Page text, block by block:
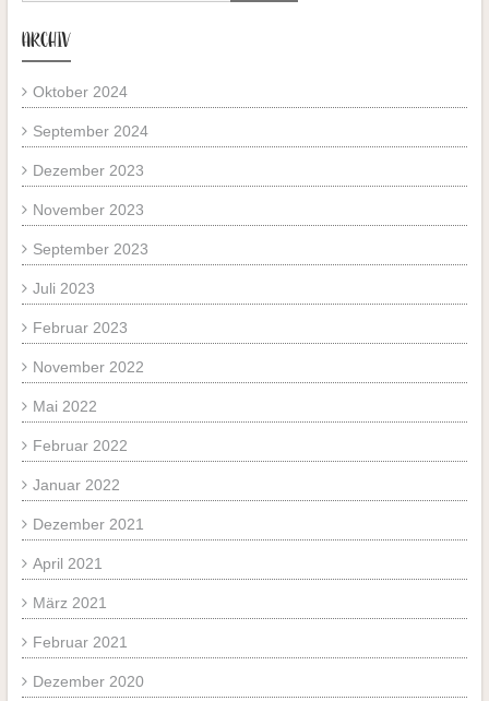
ARCHIV
Oktober 2024
September 2024
Dezember 2023
November 2023
September 2023
Juli 2023
Februar 2023
November 2022
Mai 2022
Februar 2022
Januar 2022
Dezember 2021
April 2021
März 2021
Februar 2021
Dezember 2020